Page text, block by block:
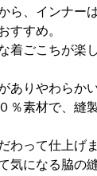
ら、インナー
すすめ。
着ごこちが楽
ありやわらか
％素材で、縫
わって仕上げま
気になる脇の